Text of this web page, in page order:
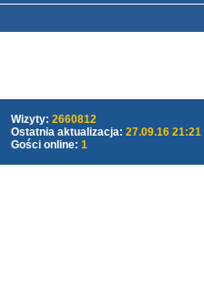
Wizyty: 2660812
Ostatnia aktualizacja: 27.09.16 21:21
Gości online: 1